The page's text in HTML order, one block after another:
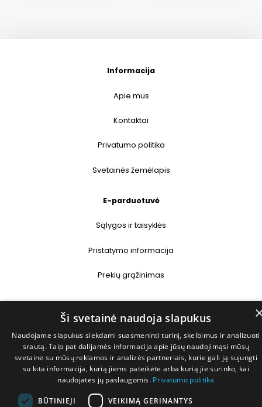
Informacija
Apie mus
Kontaktai
Privatumo politika
Svetainės žemėlapis
E-parduotuvė
Sąlygos ir taisyklės
Pristatymo informacija
Prekių grąžinimas
+370 677 31358
info@deshop.lt
Megėjų g. 5A, Žukiškių k., Trakų r.
Ši svetainė naudoja slapukus
Naudojame slapukus siekdami suasmeninti turinį, skelbimus ir analizuoti
srautą. Taip pat dalijamės informacija apie jūsų naudojimąsi mūsų
svetaine su mūsų reklamos ir analizės partneriais, kurie gali ją sujungti
su kita informacija, kurią jiems pateikėte arba kurią jie surinko, kai
naudojatės jų paslaugomis. Privatumo politika
BŪTINIEJI VEIKIMĄ GERINANTYS